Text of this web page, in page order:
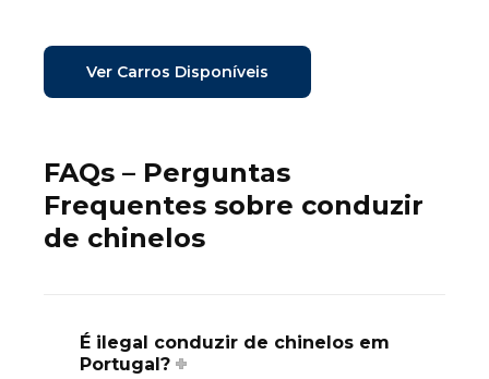
Ver Carros Disponíveis
FAQs – Perguntas
Frequentes sobre conduzir
de chinelos
É ilegal conduzir de chinelos em
Portugal?